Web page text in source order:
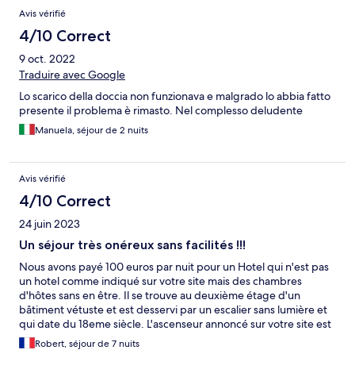
Avis vérifié
4/10 Correct
9 oct. 2022
Traduire avec Google
Lo scarico della doccia non funzionava e malgrado lo abbia fatto
presente il problema è rimasto. Nel complesso deludente
Manuela, séjour de 2 nuits
Avis vérifié
4/10 Correct
24 juin 2023
Un séjour très onéreux sans facilités !!!
Nous avons payé 100 euros par nuit pour un Hotel qui n'est pas
un hotel comme indiqué sur votre site mais des chambres
d'hôtes sans en être. Il se trouve au deuxième étage d'un
bâtiment vétuste et est desservi par un escalier sans lumière et
qui date du 18eme siècle. L'ascenseur annoncé sur votre site est
un ascenceur en métal rouillé genre cage d'une personne qui,
on nous a dit, pouvait être utilisé !!! Nous n'en avons rien fait
Robert, séjour de 7 nuits